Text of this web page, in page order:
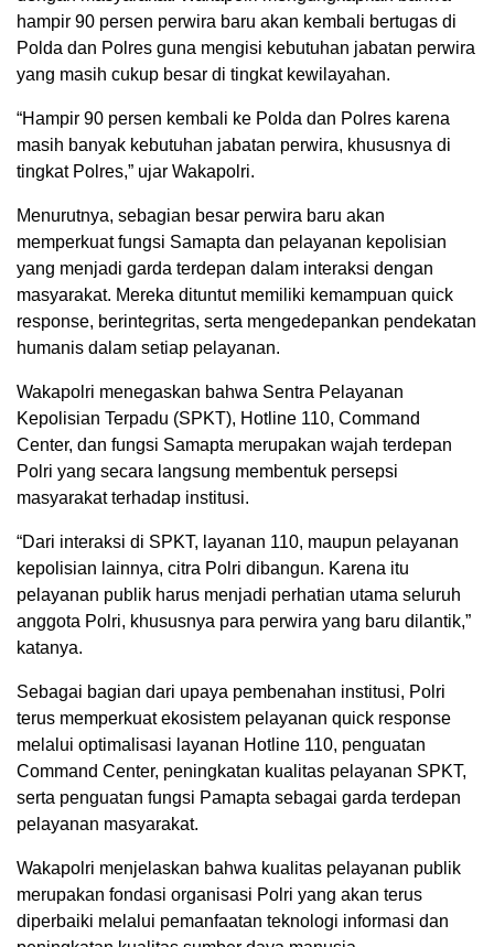
hampir 90 persen perwira baru akan kembali bertugas di
Polda dan Polres guna mengisi kebutuhan jabatan perwira
yang masih cukup besar di tingkat kewilayahan.
“Hampir 90 persen kembali ke Polda dan Polres karena
masih banyak kebutuhan jabatan perwira, khususnya di
tingkat Polres,” ujar Wakapolri.
Menurutnya, sebagian besar perwira baru akan
memperkuat fungsi Samapta dan pelayanan kepolisian
yang menjadi garda terdepan dalam interaksi dengan
masyarakat. Mereka dituntut memiliki kemampuan quick
response, berintegritas, serta mengedepankan pendekatan
humanis dalam setiap pelayanan.
Wakapolri menegaskan bahwa Sentra Pelayanan
Kepolisian Terpadu (SPKT), Hotline 110, Command
Center, dan fungsi Samapta merupakan wajah terdepan
Polri yang secara langsung membentuk persepsi
masyarakat terhadap institusi.
“Dari interaksi di SPKT, layanan 110, maupun pelayanan
kepolisian lainnya, citra Polri dibangun. Karena itu
pelayanan publik harus menjadi perhatian utama seluruh
anggota Polri, khususnya para perwira yang baru dilantik,”
katanya.
Sebagai bagian dari upaya pembenahan institusi, Polri
terus memperkuat ekosistem pelayanan quick response
melalui optimalisasi layanan Hotline 110, penguatan
Command Center, peningkatan kualitas pelayanan SPKT,
serta penguatan fungsi Pamapta sebagai garda terdepan
pelayanan masyarakat.
Wakapolri menjelaskan bahwa kualitas pelayanan publik
merupakan fondasi organisasi Polri yang akan terus
diperbaiki melalui pemanfaatan teknologi informasi dan